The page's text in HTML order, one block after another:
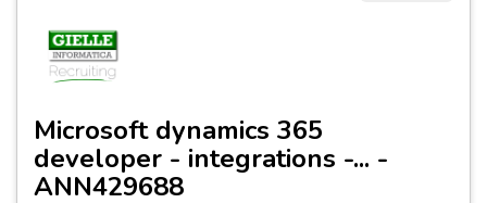
Microsoft dynamics 365
developer - integrations -... -
ANN429688